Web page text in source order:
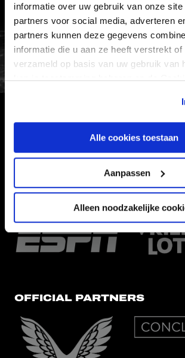
informatie over uw gebruik van onze site
partners voor social media, adverteren
partners kunnen deze gegevens
informatie die u aan ze heeft verstrekt of
verzameld op basis van uw gebruik van
kan je toestemming beheren op de
Alle cookies toestaan
Aanpassen
Alleen noodzakelijke
FC
HOOFDSPONSOR
EREDIVISIEPARTNERS
OFFICIAL PARTNERS